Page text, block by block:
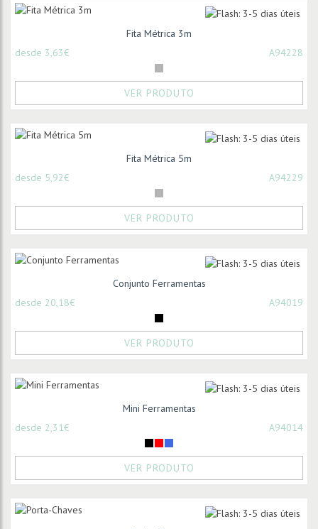
Fita Métrica 3m
desde 3,63€
A94228
VER PRODUTO
Fita Métrica 5m
desde 5,92€
A94229
VER PRODUTO
Conjunto Ferramentas
desde 20,18€
A94019
VER PRODUTO
Mini Ferramentas
desde 2,31€
A94014
VER PRODUTO